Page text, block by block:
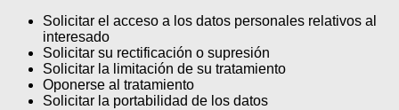
Solicitar el acceso a los datos personales relativos al
interesado
Solicitar su rectificación o supresión
Solicitar la limitación de su tratamiento
Oponerse al tratamiento
Solicitar la portabilidad de los datos